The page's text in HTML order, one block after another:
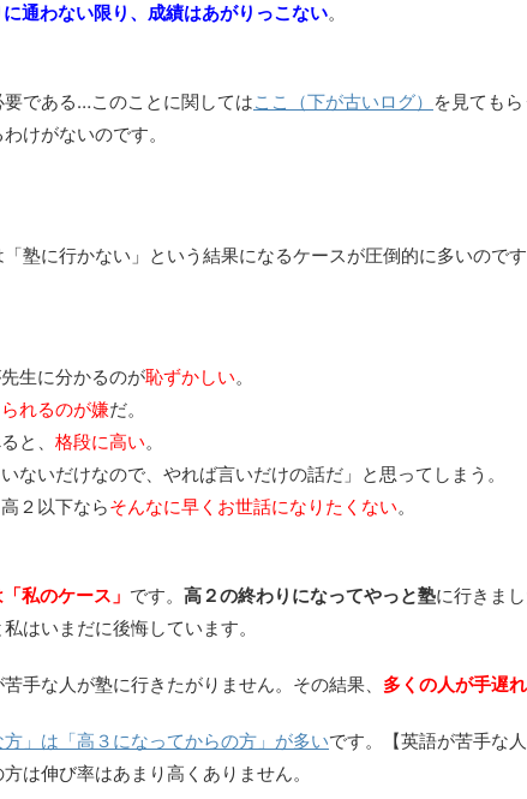
通わない限り、成績はあがりっこない。
である…このことに関してはここ（下が古いログ） を見ても
けがないのです。
塾に行かない」という結果になるケースが圧倒的に多いのです
生に分かるのが恥ずかしい。
れるのが嫌だ。
と、 格段に高い。
けなので、やれば言いだけの話だ」と思ってしまう。
以下ならそんなに早くお世話になりたくない。
私のケース」 です。 高２の終わりになってやっと塾に行きま
私はいまだに後悔しています。
手な人が塾に行きたがりません。その結果、 多くの人が手遅れ
」は「高３になってからの方」が多いです。【英語が苦手な
は伸び率はあまり高くありません。